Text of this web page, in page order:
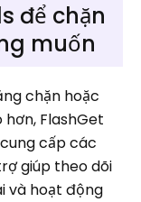
để chặn
muốn
chặn hoặc
FlashGet
cấp các
giúp theo dõi
và hoạt động